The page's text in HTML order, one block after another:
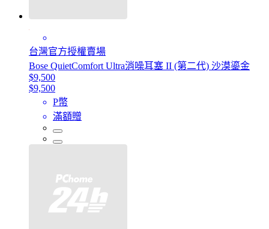
台灣官方授權賣場
Bose QuietComfort Ultra消噪耳塞 II (第二代) 沙漠鎏金
$9,500
$9,500
P幣
滿額贈